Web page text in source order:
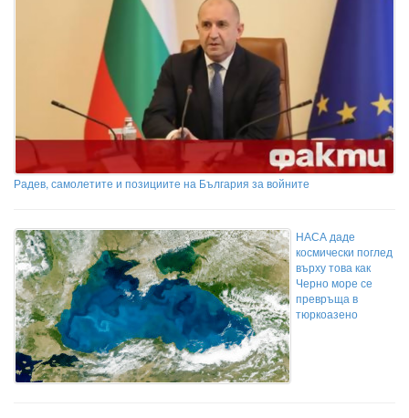
Радев, самолетите и позициите на България за войните
НАСА даде
космически поглед
върху това как
Черно море се
превръща в
тюркоазено